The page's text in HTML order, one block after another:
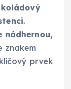
.
nádhernou,
znakem
prvek